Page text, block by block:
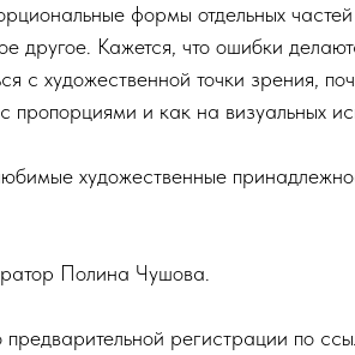
формы отдельных
другое. Кажется, что ошибки
с художественной точки зрения,
пропорциями и как на визуальных
художественные
Полина Чушова.
регистрации по